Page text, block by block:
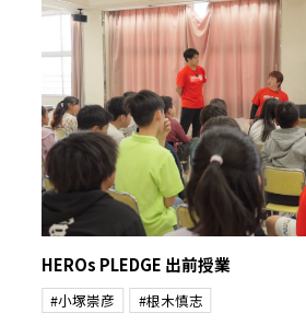
HEROs PLEDGE 出前授業
#小塚崇彦 #根木慎志